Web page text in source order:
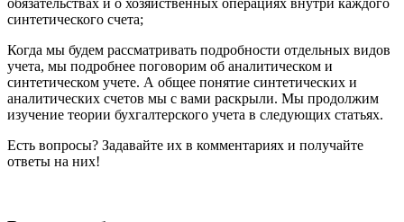
синтетического счета;
Когда мы будем рассматривать подробности отдельных видов
учета, мы подробнее поговорим об аналитическом и
синтетическом учете. А общее понятие синтетических и
аналитических счетов мы с вами раскрыли. Мы продолжим
изучение теории бухгалтерского учета в следующих статьях.
Есть вопросы? Задавайте их в комментариях и получайте
ответы на них!